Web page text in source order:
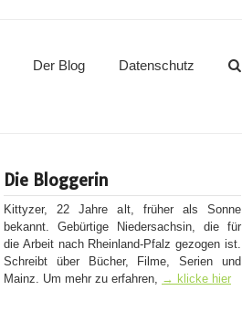
Der Blog Datenschutz
Die Bloggerin
Kittyzer, 22 Jahre alt, früher als Sonne
bekannt. Gebürtige Niedersachsin, die für
die Arbeit nach Rheinland-Pfalz gezogen ist.
Schreibt über Bücher, Filme, Serien und
Mainz. Um mehr zu erfahren, → klicke hier